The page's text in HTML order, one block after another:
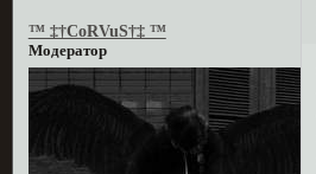
™ ‡†CoRVuS†‡ ™
Модератор